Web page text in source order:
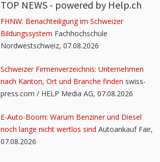
TOP NEWS - powered by Help.ch
FHNW: Benachteiligung im Schweizer
Bildungssystem Fachhochschule
Nordwestschweiz, 07.08.2026
Schweizer Firmenverzeichnis: Unternehmen
nach Kanton, Ort und Branche finden swiss-
press.com / HELP Media AG, 07.08.2026
E-Auto-Boom: Warum Benziner und Diesel
noch lange nicht wertlos sind Autoankauf Fair,
07.08.2026